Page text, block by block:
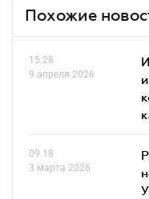
Похожие
15.28
9 апреля 2026
09.18
3 марта 2026